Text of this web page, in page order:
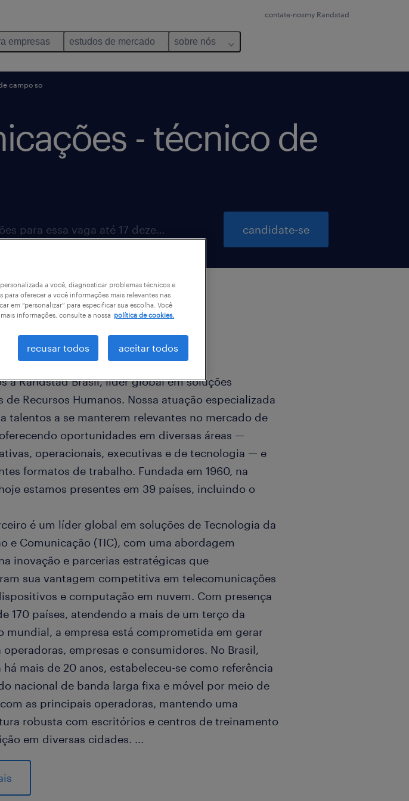
contate-nosmy Randstad
empresas estudos de mercado sobre nós
campo so
- técnico de
inscrições para essa vaga até 17 dezembro 2026 candidate-se
a Randstad Brasil, líder global em soluções
de Recursos Humanos. Nossa atuação especializada
talentos a se manterem relevantes no mercado de
oportunidades em diversas áreas —
operacionais, executivas e de tecnologia — e
formatos de trabalho. Fundada em 1960, na
estamos presentes em 39 países, incluindo o
é um líder global em soluções de Tecnologia da
e Comunicação (TIC), com uma abordagem
inovação e parcerias estratégicas que
sua vantagem competitiva em telecomunicações
e computação em nuvem. Com presença
170 países, atendendo a mais de um terço da
mundial, a empresa está comprometida em gerar
operadoras, empresas e consumidores. No Brasil,
há mais de 20 anos, estabeleceu-se como referência
nacional de banda larga fixa e móvel por meio de
as principais operadoras, mantendo uma
robusta com escritórios e centros de treinamento
em diversas cidades. ...
uma oportunidade para atuar como Técnico de
em um de nossos clientes, do setor
localizada na região São Paulo-SP com mais
a você, diagnosticar problemas técnicos e
para oferecer a você informações mais relevantes nas
em “personalizar” para especificar sua escolha. Você
informações, consulte a nossa política de cookies.
recusar todos aceitar todos